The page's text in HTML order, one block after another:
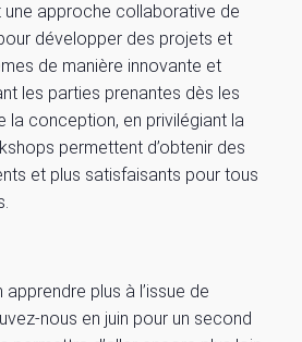
approche collaborative de
développer des projets et
de manière innovante et
les parties prenantes dès les
la conception, en privilégiant la
permettent d’obtenir des
et plus satisfaisants pour tous
plus à l’issue de
nous en juin pour un second